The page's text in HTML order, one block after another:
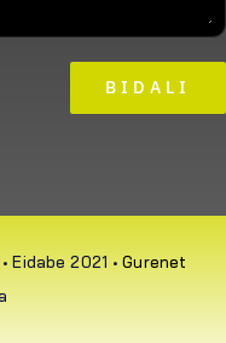
BIDALI
Eidabe 2021 •Gurenet